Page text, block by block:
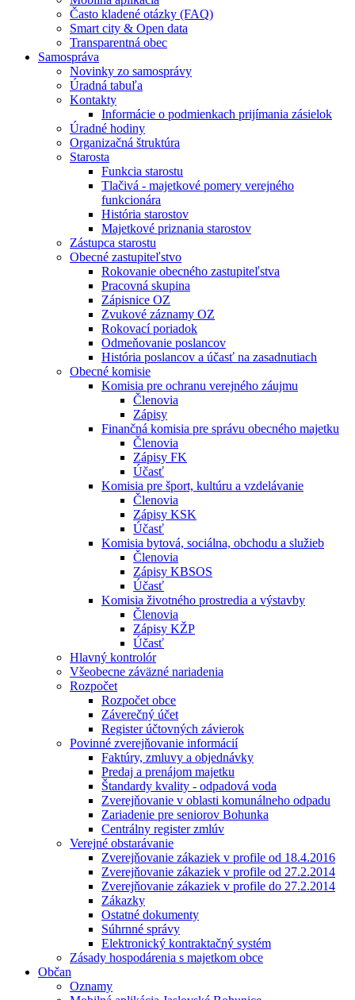
Často kladené otázky (FAQ)
Smart city & Open data
Transparentná obec
Samospráva
Novinky zo samosprávy
Úradná tabuľa
Kontakty
Informácie o podmienkach prijímania zásielok
Úradné hodiny
Organizačná štruktúra
Starosta
Funkcia starostu
Tlačivá - majetkové pomery verejného
funkcionára
História starostov
Majetkové priznania starostov
Zástupca starostu
Obecné zastupiteľstvo
Rokovanie obecného zastupiteľstva
Pracovná skupina
Zápisnice OZ
Zvukové záznamy OZ
Rokovací poriadok
Odmeňovanie poslancov
História poslancov a účasť na zasadnutiach
Obecné komisie
Komisia pre ochranu verejného záujmu
Členovia
Zápisy
Finančná komisia pre správu obecného majetku
Členovia
Zápisy FK
Účasť
Komisia pre šport, kultúru a vzdelávanie
Členovia
Zápisy KSK
Účasť
Komisia bytová, sociálna, obchodu a služieb
Členovia
Zápisy KBSOS
Účasť
Komisia životného prostredia a výstavby
Členovia
Zápisy KŽP
Účasť
Hlavný kontrolór
Všeobecne záväzné nariadenia
Rozpočet
Rozpočet obce
Záverečný účet
Register účtovných závierok
Povinné zverejňovanie informácií
Faktúry, zmluvy a objednávky
Predaj a prenájom majetku
Štandardy kvality - odpadová voda
Zverejňovanie v oblasti komunálneho odpadu
Zariadenie pre seniorov Bohunka
Centrálny register zmlúv
Verejné obstarávanie
Zverejňovanie zákaziek v profile od 18.4.2016
Zverejňovanie zákaziek v profile od 27.2.2014
Zverejňovanie zákaziek v profile do 27.2.2014
Zákazky
Ostatné dokumenty
Súhrnné správy
Elektronický kontraktačný systém
Zásady hospodárenia s majetkom obce
Občan
Oznamy